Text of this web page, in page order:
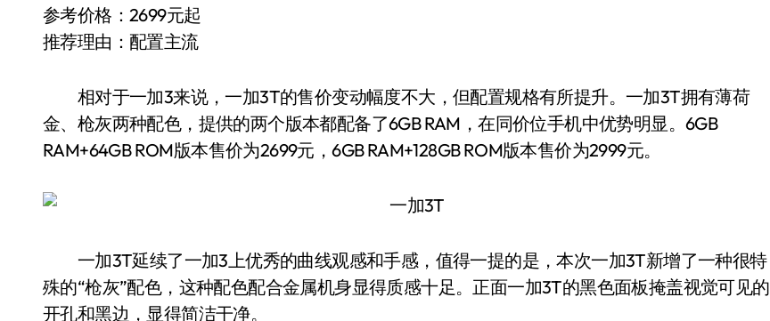
参考价格：2699元起
推荐理由：配置主流
相对于一加3来说，一加3T的售价变动幅度不大，但配置规格有所提升。一加3T拥有薄荷
金、枪灰两种配色，提供的两个版本都配备了6GB RAM，在同价位手机中优势明显。6GB
RAM+64GB ROM版本售价为2699元，6GB RAM+128GB ROM版本售价为2999元。
一加3T延续了一加3上优秀的曲线观感和手感，值得一提的是，本次一加3T新增了一种很特
殊的“枪灰”配色，这种配色配合金属机身显得质感十足。正面一加3T的黑色面板掩盖视觉可见的
开孔和黑边，显得简洁干净。